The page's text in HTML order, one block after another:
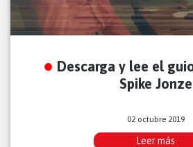
Descarga y lee el
Spike Jonze
02 octubre 2019
Leer más